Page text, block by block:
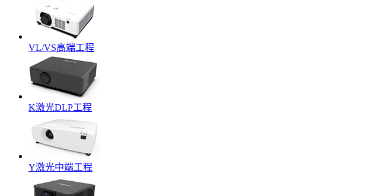
VL/VS高端工程
K激光DLP工程
Y激光中端工程